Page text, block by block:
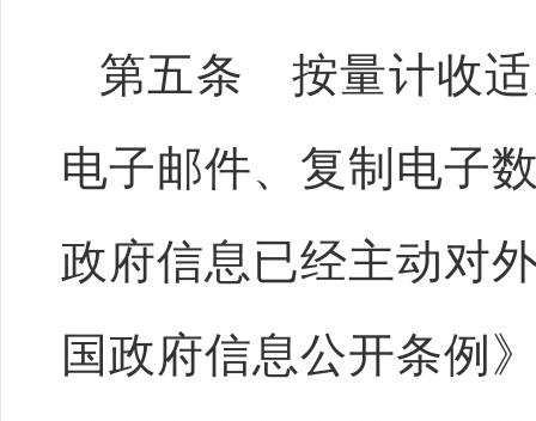
第五条 按量计收适
电子邮件、复制电子
政府信息已经主动对
国政府信息公开条例